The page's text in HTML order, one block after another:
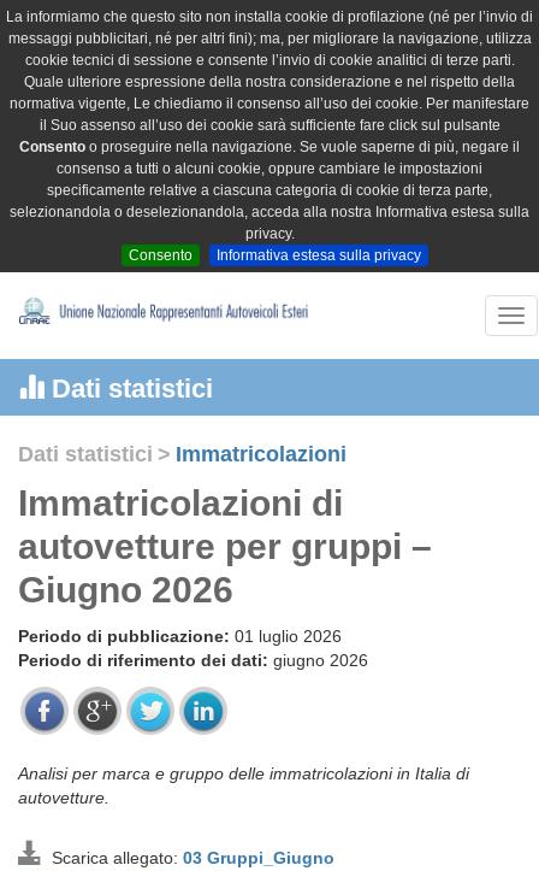
La informiamo che questo sito non installa cookie di profilazione (né per l’invio di
messaggi pubblicitari, né per altri fini); ma, per migliorare la navigazione, utilizza
cookie tecnici di sessione e consente l’invio di cookie analitici di terze parti.
Quale ulteriore espressione della nostra considerazione e nel rispetto della
normativa vigente, Le chiediamo il consenso all’uso dei cookie. Per manifestare
il Suo assenso all’uso dei cookie sarà sufficiente fare click sul pulsante
Consento o proseguire nella navigazione. Se vuole saperne di più, negare il
consenso a tutti o alcuni cookie, oppure cambiare le impostazioni
specificamente relative a ciascuna categoria di cookie di terza parte,
selezionandola o deselezionandola, acceda alla nostra Informativa estesa sulla
privacy.
Consento
Informativa estesa sulla privacy
Dati statistici
Dati statistici > Immatricolazioni
Immatricolazioni di
autovetture per gruppi –
Giugno 2026
Periodo di pubblicazione: 01 luglio 2026
Periodo di riferimento dei dati: giugno 2026
Analisi per marca e gruppo delle immatricolazioni in Italia di
autovetture.
Scarica allegato: 03 Gruppi_Giugno